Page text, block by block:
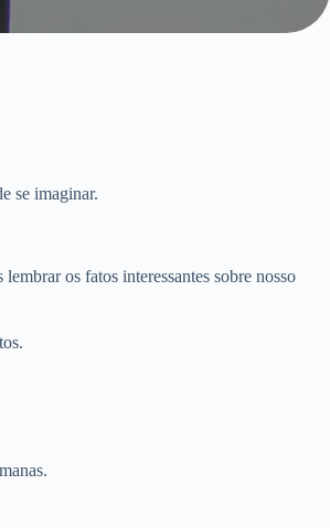
se imaginar.
os fatos interessantes sobre nosso